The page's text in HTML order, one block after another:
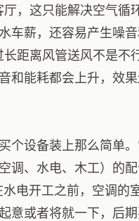
厅，这只能解决空气循
薪，还容易产生噪音
长距离风管送风不是不
和能耗都会上升，效
个设备装上那么简单
调、水电、木工）的
电开工之前，空调的
或者将就一下，后期